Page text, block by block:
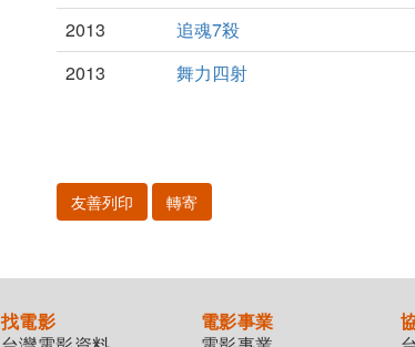
2013
追魂7殺
2013
舞力四射
友善列印 轉寄
找電影
電影事業